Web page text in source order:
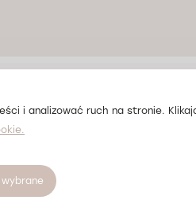
najczęściej w obrębie kończyn
ciśnienia i rozciągania ich ścian.
i analizować ruch na stronie.